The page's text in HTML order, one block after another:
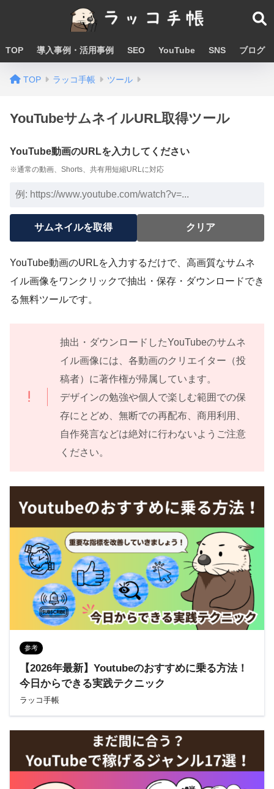
TOP 導入事例・活用事例 SEO YouTube SNS ブログ
TOP ラッコ手帳 ツール
YouTubeサムネイルURL取得ツール
YouTube動画のURLを入力してください
※通常の動画、Shorts、共有用短縮URLに対応
サムネイルを取得 クリア
YouTube動画のURLを入力するだけで、高画質なサムネ
イル画像をワンクリックで抽出・保存・ダウンロードでき
る無料ツールです。
抽出・ダウンロードしたYouTubeのサムネ
イル画像には、各動画のクリエイター（投
稿者）に著作権が帰属しています。
デザインの勉強や個人で楽しむ範囲での保
存にとどめ、無断での再配布、商用利用、
自作発言などは絶対に行わないようご注意
ください。
参考
【2026年最新】Youtubeのおすすめに乗る方法！
今日からできる実践テクニック
ラッコ手帳